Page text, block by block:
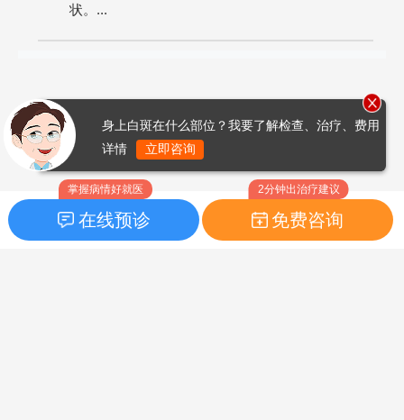
状。...
掌握病情好就医
在线预诊
2分钟出治疗建议
免费咨询
身上白斑在什么部位？我要了解检查、治疗、费用
详情
立即咨询